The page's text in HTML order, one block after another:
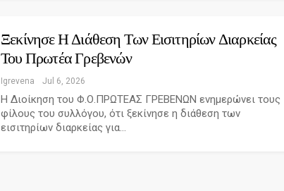
Ξεκίνησε Η Διάθεση Των Εισιτηρίων Διαρκείας
Του Πρωτέα Γρεβενών
Igrevena Jul 6, 2026
Η Διοίκηση του Φ.Ο.ΠΡΩΤΕΑΣ ΓΡΕΒΕΝΩΝ ενημερώνει τους
φίλους του συλλόγου, ότι ξεκίνησε η διάθεση των
εισιτηρίων διαρκείας για…